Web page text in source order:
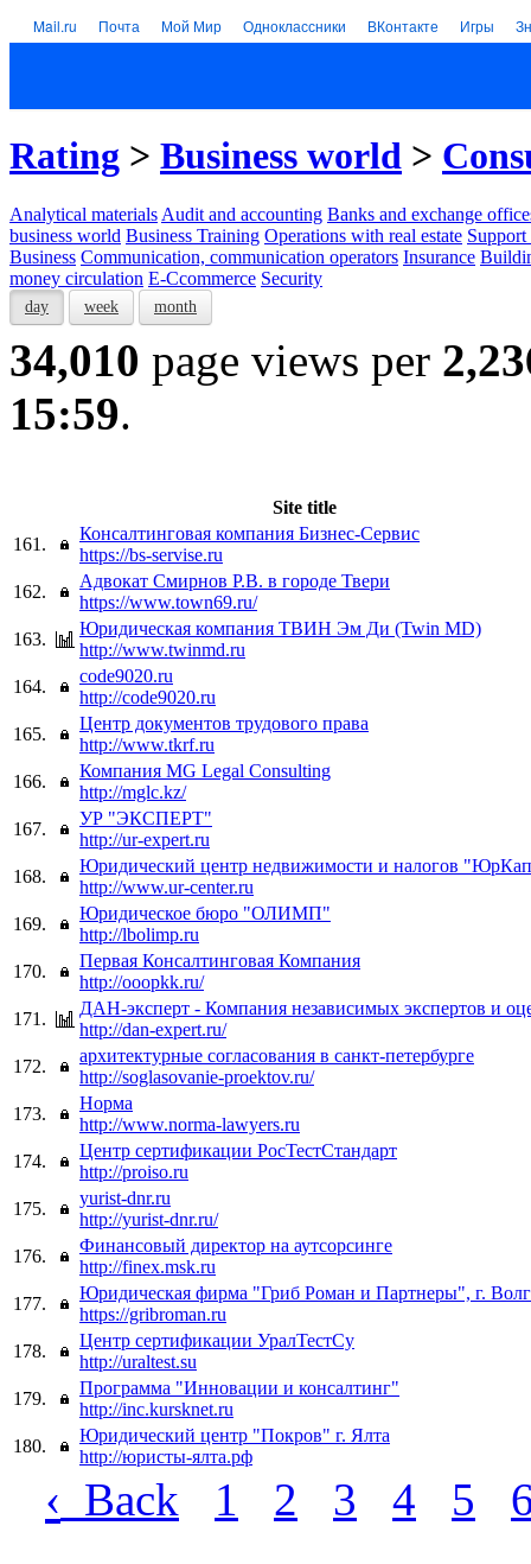
Mail.ru Почта Мой Мир Одноклассники ВКонтакте Игры
Rating > Business world >
Analytical materials Audit and accounting Banks and exchange
business world Business Training Operations with real estate Support
Business Communication, communication operators Insurance
money circulation E-Ccommerce Security
day week month
34,010 page views per
15:59.
Site title
161.
Консалтинговая компания Бизнес-Сервис
https://bs-servise.ru
162.
Адвокат Смирнов Р.В. в городе Твери
https://www.town69.ru/
163.
Юридическая компания ТВИН Эм Ди (Twin MD)
http://www.twinmd.ru
164.
code9020.ru
http://code9020.ru
165.
Центр документов трудового права
http://www.tkrf.ru
166.
Компания MG Legal Consulting
http://mglc.kz/
167.
УР "ЭКСПЕРТ"
http://ur-expert.ru
168.
Юридический центр недвижимости и налогов
http://www.ur-center.ru
169.
Юридическое бюро "ОЛИМП"
http://lbolimp.ru
170.
Первая Консалтинговая Компания
http://ooopkk.ru/
171.
ДАН-эксперт - Компания независимых экспертов и
http://dan-expert.ru/
172.
архитектурные согласования в санкт-петербурге
http://soglasovanie-proektov.ru/
173.
Норма
http://www.norma-lawyers.ru
174.
Центр сертификации РосТестСтандарт
http://proiso.ru
175.
yurist-dnr.ru
http://yurist-dnr.ru/
176.
Финансовый директор на аутсорсинге
http://finex.msk.ru
177.
Юридическая фирма "Гриб Роман и Партнеры", г.
https://gribroman.ru
178.
Центр сертификации УралТестСу
http://uraltest.su
179.
Программа "Инновации и консалтинг"
http://inc.kursknet.ru
180.
Юридический центр "Покров" г. Ялта
http://юристы-ялта.рф
‹ Back 1 2 3 4 5